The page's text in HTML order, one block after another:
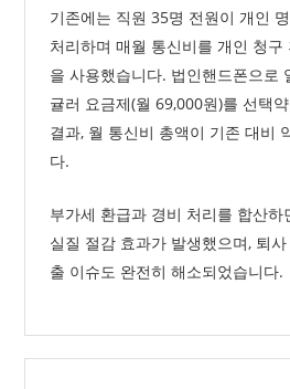
기존에는 직원 35명 전원이 개인
처리하며 매월 통신비를 개인 청구
을 사용했습니다. 법인핸드폰으로
귤러 요금제(월 69,000원)를 선택
결과, 월 통신비 총액이 기존 대비
다.
부가세 환급과 경비 처리를 합산하
실질 절감 효과가 발생했으며, 퇴
출 이슈도 완전히 해소되었습니다.